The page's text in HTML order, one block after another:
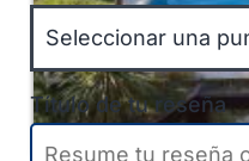
Título de tu reseña